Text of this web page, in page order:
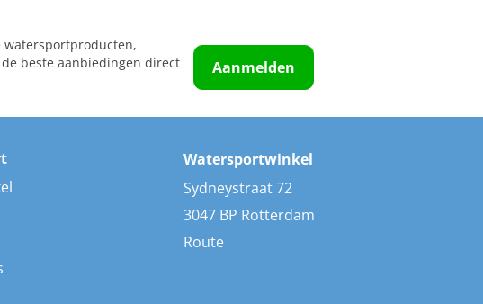
watersportproducten,
beste aanbiedingen direct
Aanmelden
Watersportwinkel
Sydneystraat 72
3047 BP Rotterdam
Route